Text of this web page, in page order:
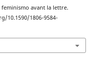
feminismo avant la lettre.
10.1590/1806-9584-